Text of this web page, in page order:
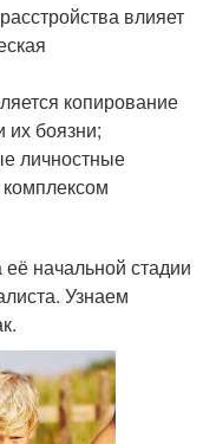
влияет
копирование
их боязни;
личностные
комплексом
начальной стадии
Узнаем